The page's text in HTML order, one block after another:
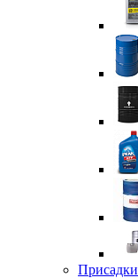
Присадки